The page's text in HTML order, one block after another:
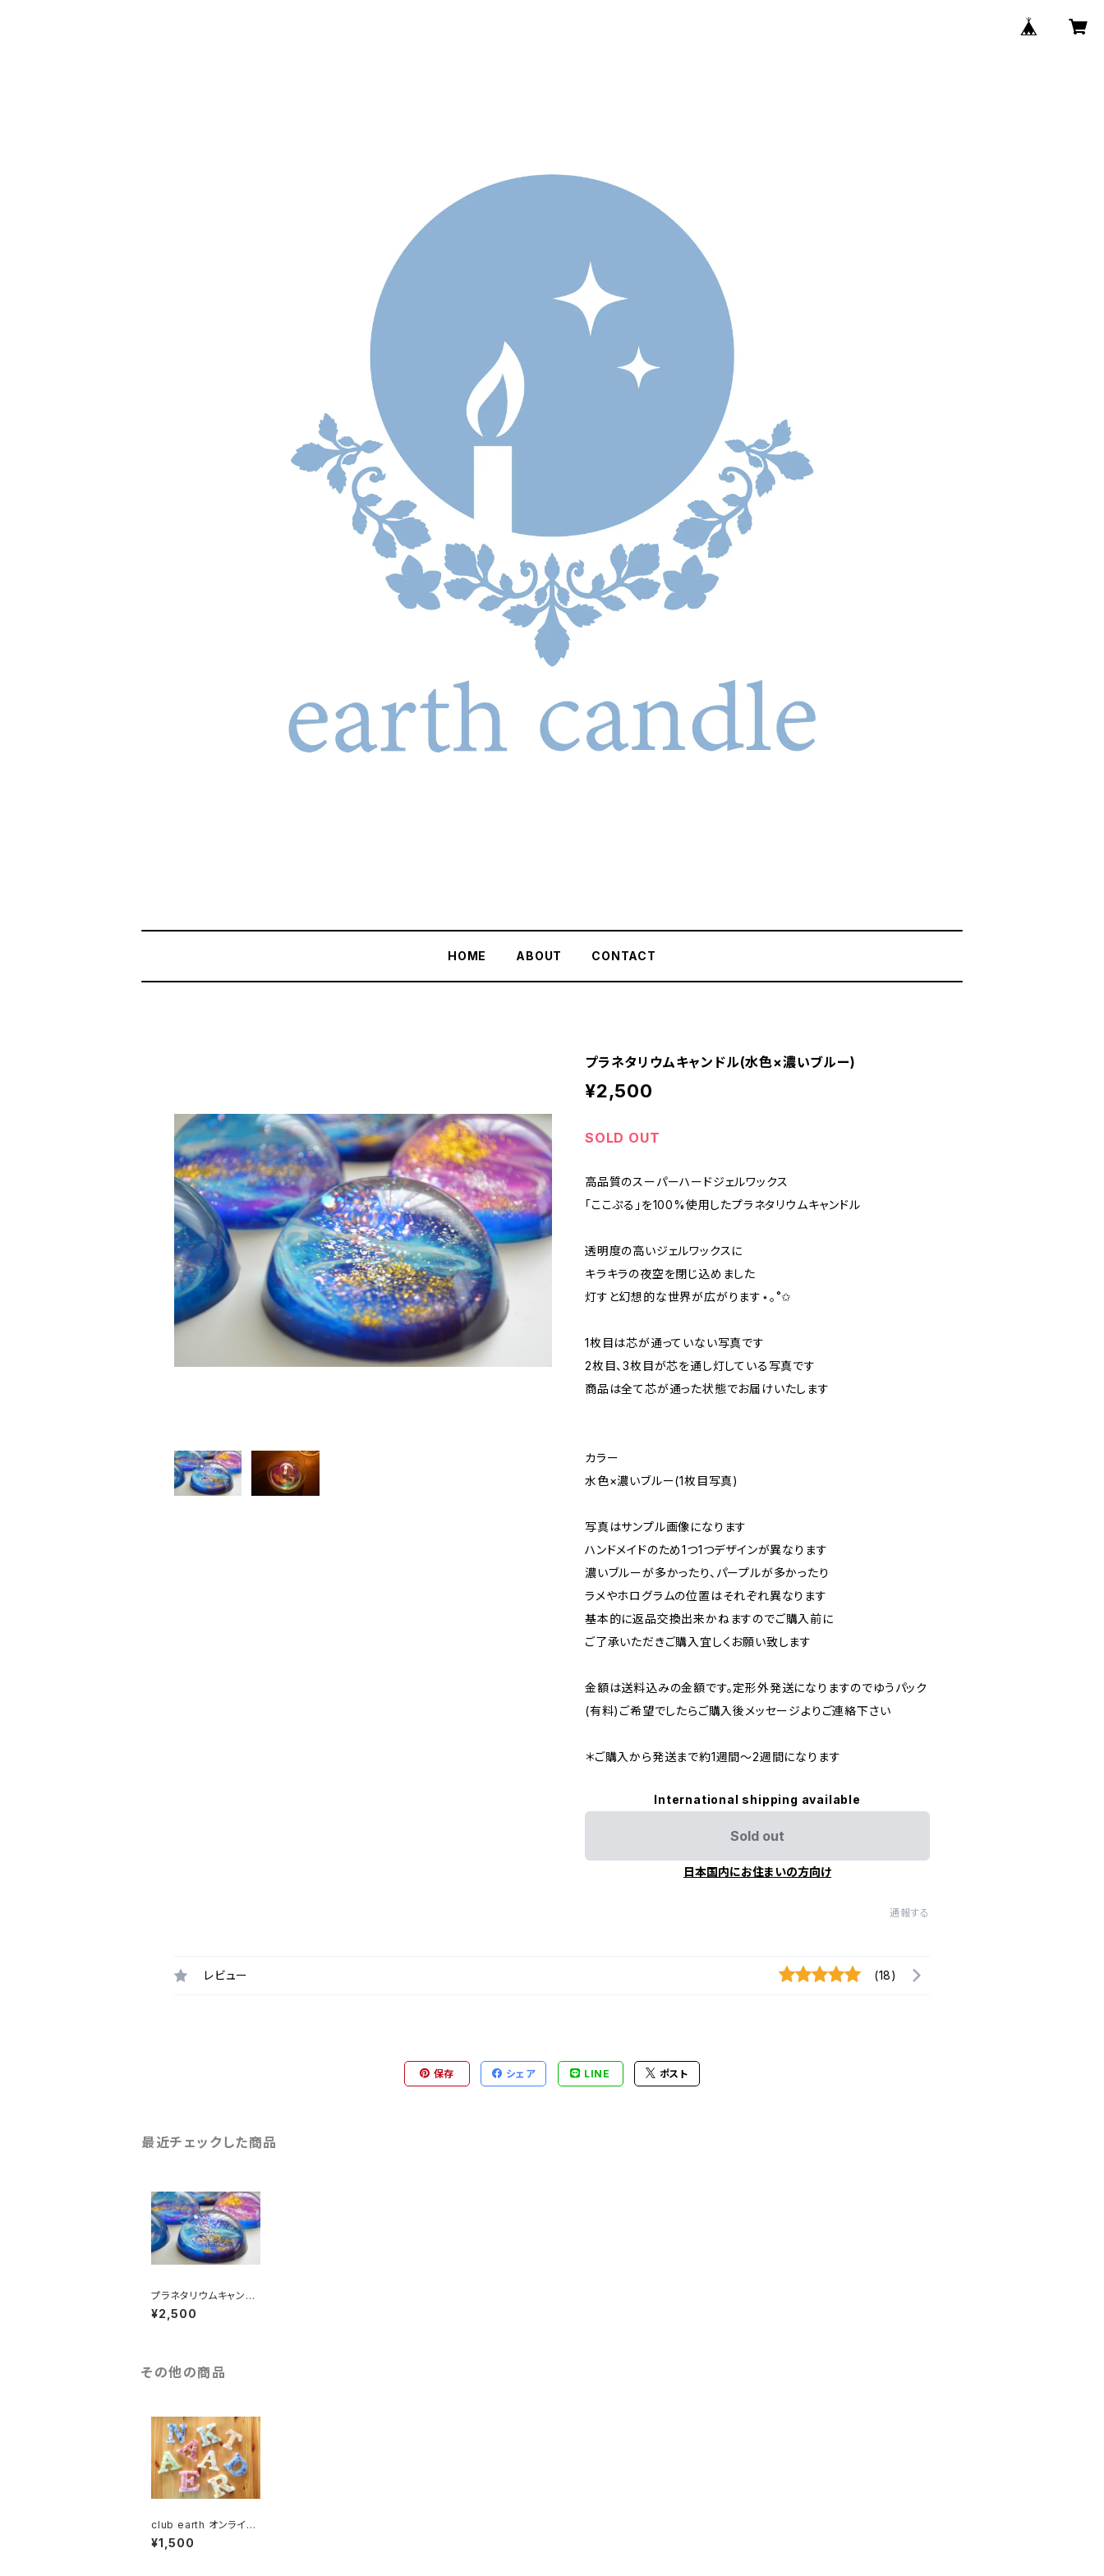
HOME ABOUT CONTACT
プラネタリウムキャンドル(水色×濃いブルー)
¥2,500
SOLD OUT
高品質のスーパーハードジェルワックス
「ここぷる」を100%使用したプラネタリウムキャンドル
透明度の高いジェルワックスに
キラキラの夜空を閉じ込めました
灯すと幻想的な世界が広がります⋆｡˚✩
1枚目は芯が通っていない写真です
2枚目、3枚目が芯を通し灯している写真です
商品は全て芯が通った状態でお届けいたします
カラー
水色×濃いブルー(1枚目写真)
写真はサンプル画像になります
ハンドメイドのため1つ1つデザインが異なります
濃いブルーが多かったり、パープルが多かったり
ラメやホログラムの位置はそれぞれ異なります
基本的に返品交換出来かねますのでご購入前に
ご了承いただきご購入宜しくお願い致します
金額は送料込みの金額です。定形外発送になりますのでゆうパック
(有料)ご希望でしたらご購入後メッセージよりご連絡下さい
＊ご購入から発送まで約1週間〜2週間になります
International shipping available
Sold out
日本国内にお住まいの方向け
通報する
レビュー (18)
保存 シェア LINE ポスト
最近チェックした商品
プラネタリウムキャンド
ル(水色×濃いブルー)
¥2,500
その他の商品
club earth オンライン
サロン
¥1,500